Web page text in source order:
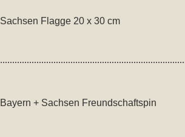
Sachsen Flagge 20 x 30 cm
Bayern + Sachsen Freundschaftspin